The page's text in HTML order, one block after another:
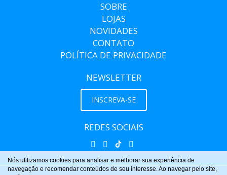
SOBRE
LOJAS
NOVIDADES
CONTATO
POLÍTICA DE PRIVACIDADE
NEWSLETTER
INSCREVA-SE
REDES SOCIAIS
Nós utilizamos cookies para analisar e melhorar sua experiência de
navegação e recomendar conteúdos de seu interesse. Ao navegar pelo site,